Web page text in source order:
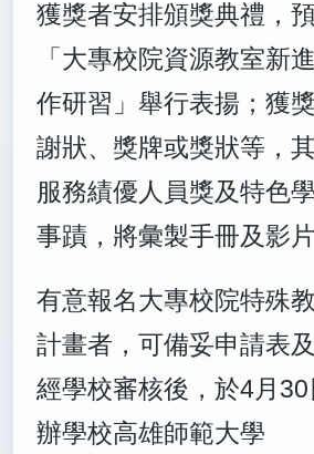
獲獎者安排頒獎典禮，
「大專校院資源教室新
作研習」舉行表揚；獲
謝狀、獎牌或獎狀等，
服務績優人員獎及特色
事蹟，將彙製手冊及影片
有意報名大專校院特殊
計畫者，可備妥申請表
經學校審核後，於4月
辦學校高雄師範大學